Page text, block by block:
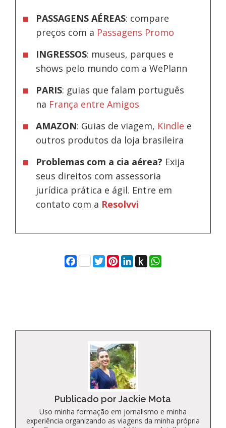
PASSAGENS AÉREAS: compare
preços com a Passagens Promo
INGRESSOS: museus, parques e
shows pelo mundo com a WePlann
PARIS: guias que falam português
na França entre Amigos
AMAZON: Guias de viagem, Kindle e
outros produtos da loja brasileira
Problemas com a cia aérea? Exija
seus direitos com assessoria
jurídica prática e ágil. Entre em
contato com a Resolvvi
Facebook
Twitter
Pinterest
LinkedIn
Push
to
WhatsApp
Publicado por Jackie Mota
Uso minha formação em jornalismo e minha
experiência organizando as viagens da minha própria